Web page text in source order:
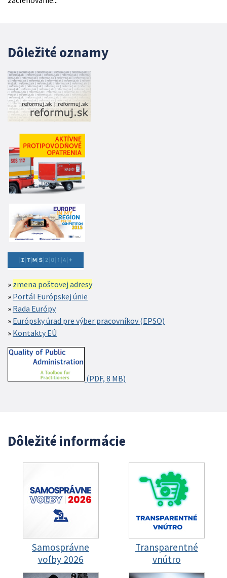
Dôležité oznamy
zmena poštovej adresy
Portál Európskej únie
Rada Európy
Európsky úrad pre výber pracovníkov (EPSO)
Kontakty EÚ
(PDF, 8 MB)
Dôležité informácie
Samosprávne
voľby 2026
Transparentné
vnútro